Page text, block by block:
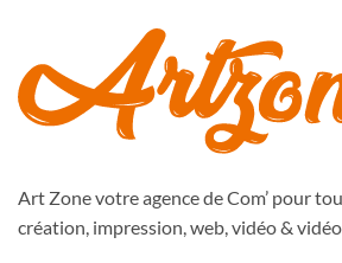
Art Zone votre agence de Com’ pour
création, impression, web, vidéo &